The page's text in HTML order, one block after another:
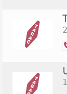
Le
batteries
doit
fumeurs.
petite
dans cette